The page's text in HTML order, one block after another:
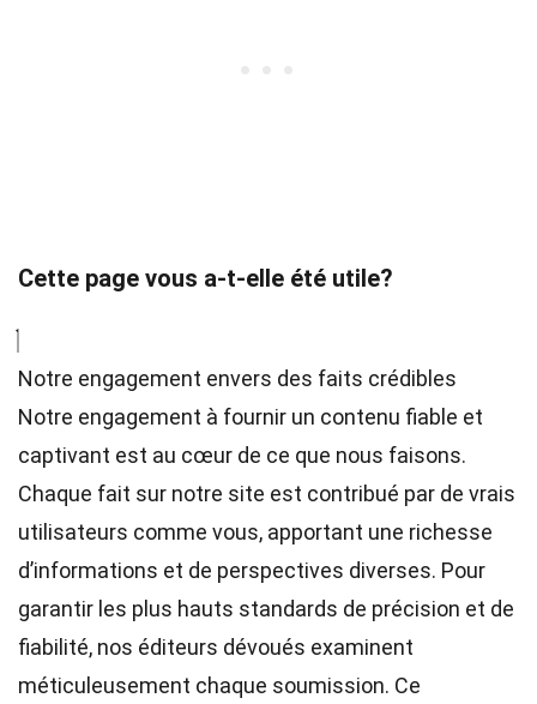
Cette page vous a-t-elle été utile?
Notre engagement envers des faits crédibles
Notre engagement à fournir un contenu fiable et
captivant est au cœur de ce que nous faisons.
Chaque fait sur notre site est contribué par de vrais
utilisateurs comme vous, apportant une richesse
d’informations et de perspectives diverses. Pour
garantir les plus hauts standards de précision et de
fiabilité, nos éditeurs dévoués examinent
méticuleusement chaque soumission. Ce